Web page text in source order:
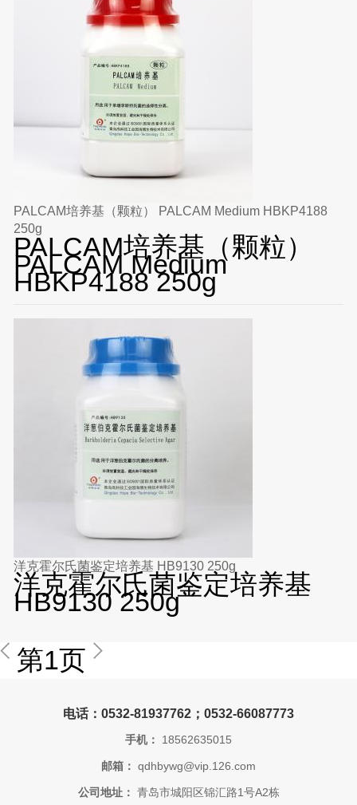
PALCAM培养基（颗粒） PALCAM Medium HBKP4188
250g
PALCAM培养基（颗粒）
PALCAM Medium
HBKP4188 250g
洋克霍尔氏菌鉴定培养基 HB9130 250g
洋克霍尔氏菌鉴定培养基
HB9130 250g
第1页
电话：0532-81937762；0532-66087773
手机： 18562635015
邮箱： qdhbywg@vip.126.com
公司地址： 青岛市城阳区锦汇路1号A2栋